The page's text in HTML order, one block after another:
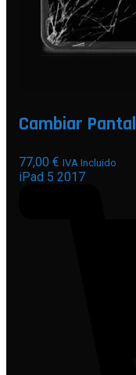
Cambiar
77,00 € IVA Incluido
iPad 5 2017